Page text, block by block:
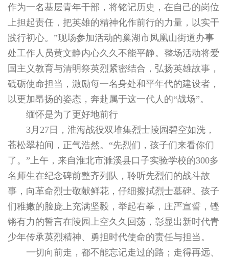
作为一名基层青年干部，将铭记历史，在自己的岗位
上担起责任，把英雄的精神化作前行的力量，以实干
践行初心。”现场参加活动的巢湖市凤凰山街道办事
处工作人员黄文静内心久久不能平静。整场活动将爱
国主义教育与清明祭英烈紧密结合，弘扬英雄故事，
砥砺使命担当，激励每一名身处和平年代的建设者，
以更加昂扬的姿态，奔赴属于这一代人的“战场”。
缅怀是为了更好地前行
3月27日，淮海战役双堆集烈士陵园碧空如洗，
苍松翠柏间，正气浩然。“先烈们，孩子们来看你们
了。”上午，来自淮北市濉溪县口子实验学校的300多
名师生在纪念碑前整齐列队，聆听先烈们的战斗故
事，向革命烈士敬献鲜花，仔细擦拭烈士墓碑。孩子
们稚嫩的脸庞上充满坚毅，举起右拳，庄严宣誓，铿
锵有力的誓言在陵园上空久久回荡，彰显出新时代青
少年传承英烈精神、勇担时代使命的责任与担当。
一切向前走，都不能忘记走过的路；走得再远、